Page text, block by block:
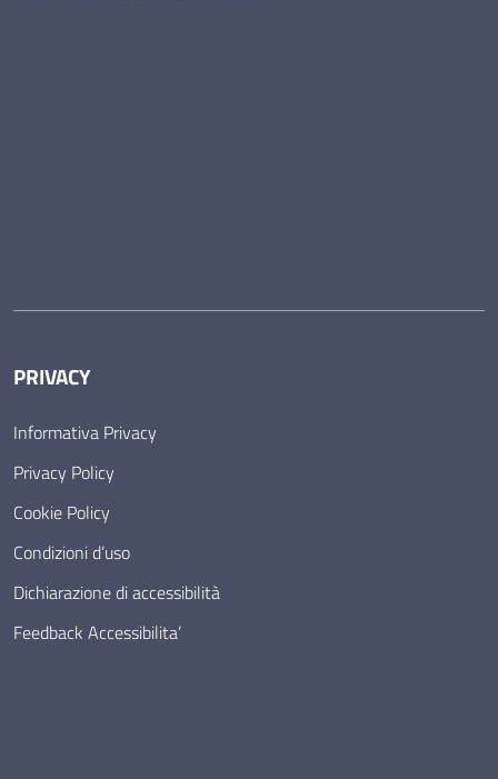
PRIVACY
Informativa Privacy
Privacy Policy
Cookie Policy
Condizioni d’uso
Dichiarazione di accessibilità
Feedback Accessibilita’